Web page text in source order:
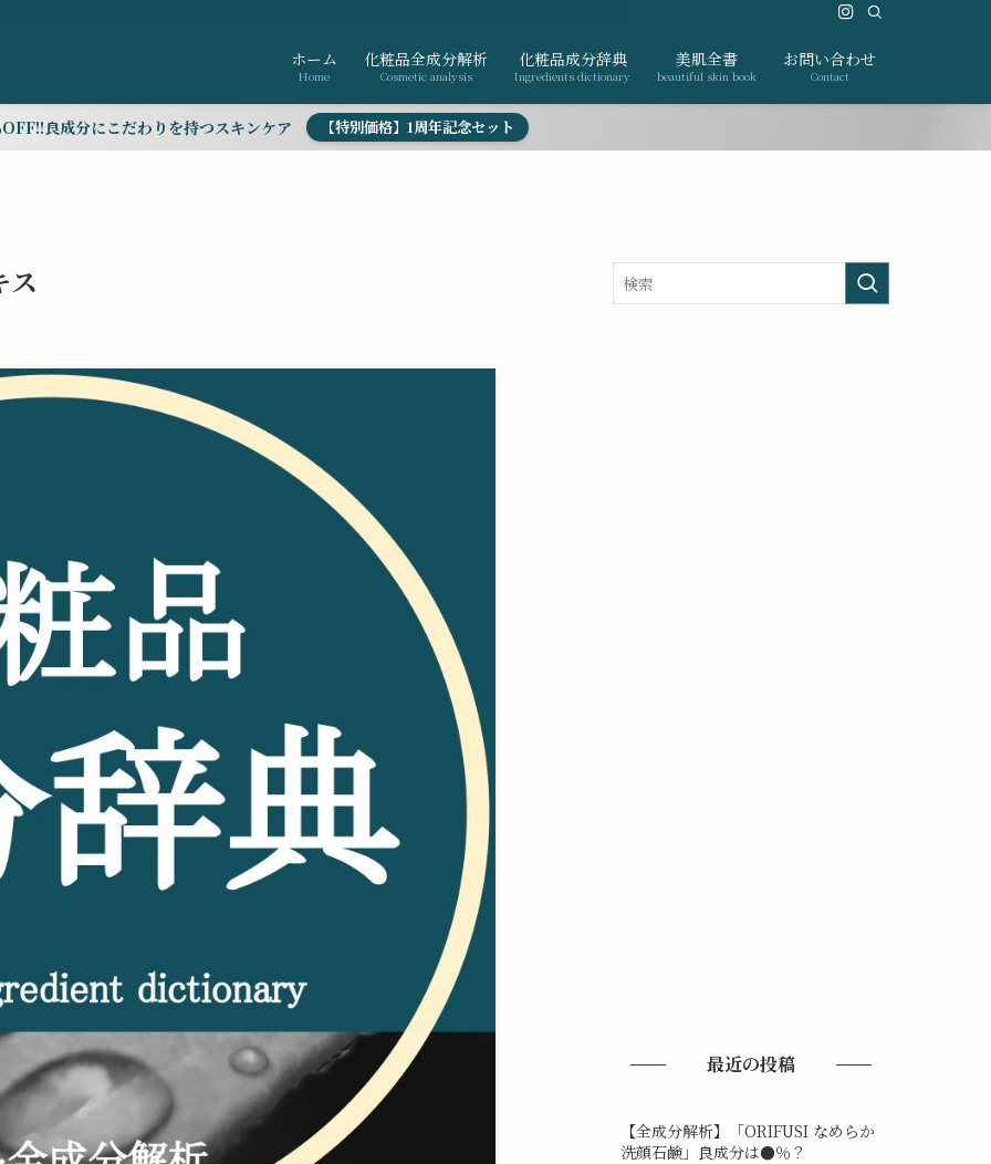
ホーム
Home
化粧品全成分解析
Cosmetic analysis
化粧品成分辞典
Ingredients dictionary
美肌全書
beautiful skin book
お問い合わせ
Contact
良成分にこだわりを持つスキンケア 【特別価格】1周年記念セット
ス
最近の投稿
【全成分解析】「ORIFUSI なめらか
洗顔石鹸」良成分は●％？